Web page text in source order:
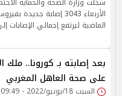
الماضية ليرتفع إجمالي الإصابات إلى 1 233 138
بعد إصابته بـ كورونا.. ملك
على صحة العاهل المغربي
السبت 18/يونيو/2022 - 09:49 م